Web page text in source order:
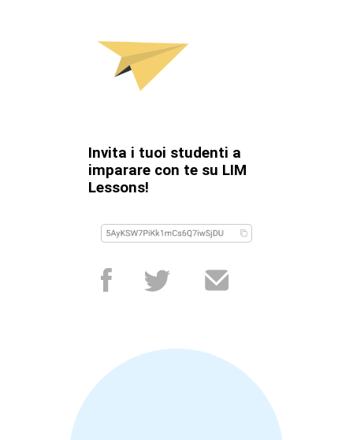
Invita i tuoi studenti a
imparare con te su LIM
Lessons!